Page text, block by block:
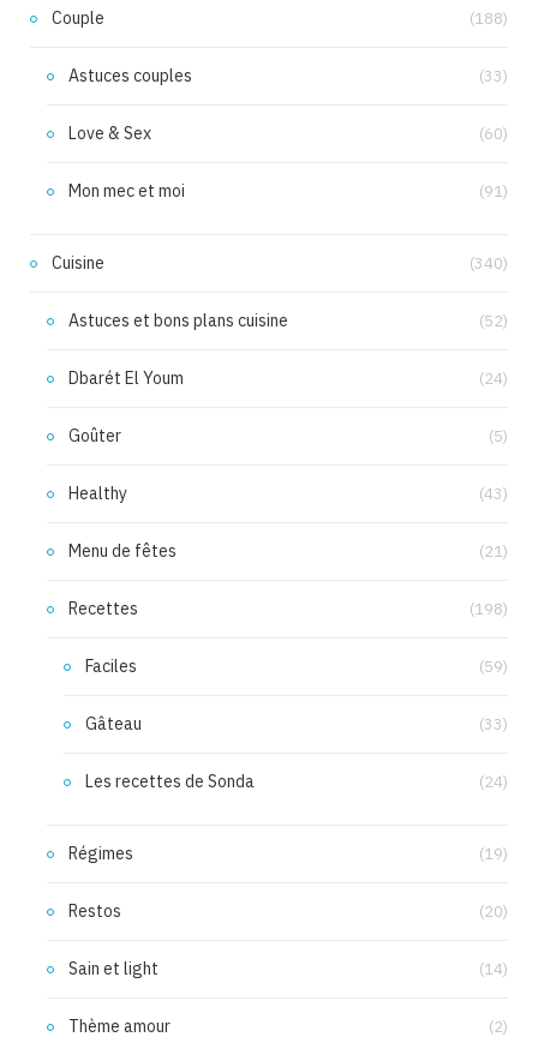
Couple (188)
Astuces couples (33)
Love & Sex (60)
Mon mec et moi (91)
Cuisine (340)
Astuces et bons plans cuisine (52)
Dbarét El Youm (24)
Goûter (5)
Healthy (43)
Menu de fêtes (21)
Recettes (198)
Faciles (59)
Gâteau (33)
Les recettes de Sonda (24)
Régimes (19)
Restos (20)
Sain et light (14)
Thème amour (2)